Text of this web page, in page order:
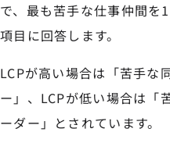
で、最も苦手な仕事仲間を
項目に回答します。
LCPが高い場合は「苦手な
ー」、LCPが低い場合は「
ーダー」とされています。